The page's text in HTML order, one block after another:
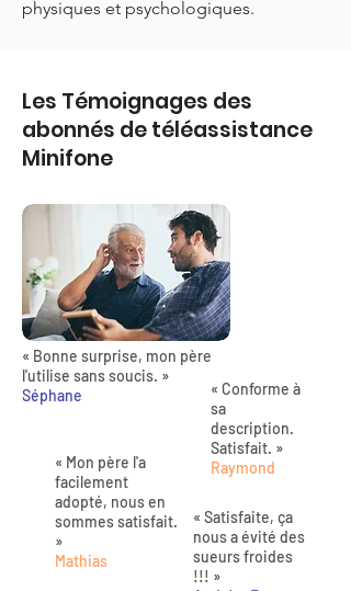
physiques et psychologiques.
Les Témoignages des
abonnés de téléassistance
Minifone
« Bonne surprise, mon père
l'utilise sans soucis. »
Séphane
« Mon père l'a
facilement
adopté, nous en
sommes satisfait.
»
Mathias
« Conforme à
sa
description.
Satisfait. »
Raymond
« Satisfaite, ça
nous a évité des
sueurs froides
!!! »